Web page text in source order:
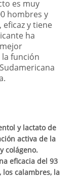
es muy
hombres y
eficaz y tiene
ha
función
y lactato de
activa de la
colágeno.
eficacia del 93
calambres, la